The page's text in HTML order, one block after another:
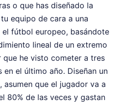
o que has diseñado la
equipo de cara a una
fútbol europeo, basándote
lineal de un extremo
que he visto cometer a tres
el último año. Diseñan un
asumen que el jugador va a
80% de las veces y gastan